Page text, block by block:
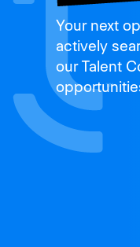
Join
and
Your next
actively
our Talent